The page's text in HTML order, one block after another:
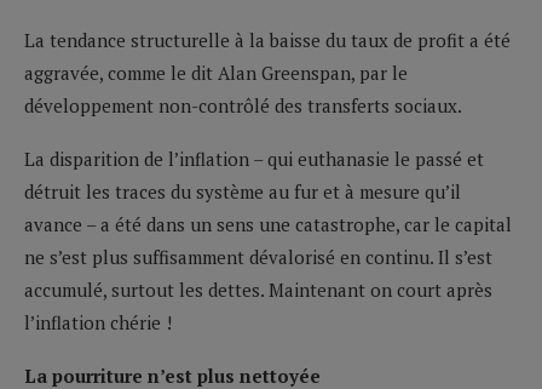
La tendance structurelle à la baisse du taux de profit a été
aggravée, comme le dit Alan Greenspan, par le
développement non-contrôlé des transferts sociaux.
La disparition de l’inflation – qui euthanasie le passé et
détruit les traces du système au fur et à mesure qu’il
avance – a été dans un sens une catastrophe, car le capital
ne s’est plus suffisamment dévalorisé en continu. Il s’est
accumulé, surtout les dettes. Maintenant on court après
l’inflation chérie !
La pourriture n’est plus nettoyée